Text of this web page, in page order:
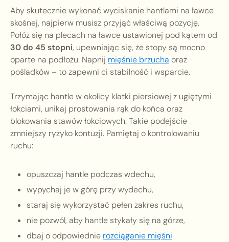
Aby skutecznie wykonać wyciskanie hantlami na ławce
skośnej, najpierw musisz przyjąć właściwą pozycję.
Połóż się na plecach na ławce ustawionej pod kątem od
30 do 45 stopni, upewniając się, że stopy są mocno
oparte na podłożu. Napnij mięśnie brzucha oraz
pośladków – to zapewni ci stabilność i wsparcie.
Trzymając hantle w okolicy klatki piersiowej z ugiętymi
łokciami, unikaj prostowania rąk do końca oraz
blokowania stawów łokciowych. Takie podejście
zmniejszy ryzyko kontuzji. Pamiętaj o kontrolowaniu
ruchu:
opuszczaj hantle podczas wdechu,
wypychaj je w górę przy wydechu,
staraj się wykorzystać pełen zakres ruchu,
nie pozwól, aby hantle stykały się na górze,
dbaj o odpowiednie rozciąganie mięśni